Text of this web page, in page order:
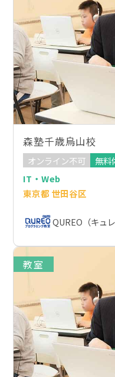
森塾千歳烏山校
オンライン不可
無料
IT・Web
東京都 世田谷区
QUREO（キュ
教室